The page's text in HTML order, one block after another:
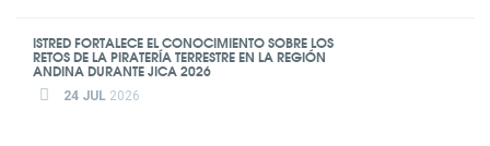
ISTRED FORTALECE EL CONOCIMIENTO SOBRE LOS
RETOS DE LA PIRATERÍA TERRESTRE EN LA REGIÓN
ANDINA DURANTE JICA 2026
24 JUL 2026